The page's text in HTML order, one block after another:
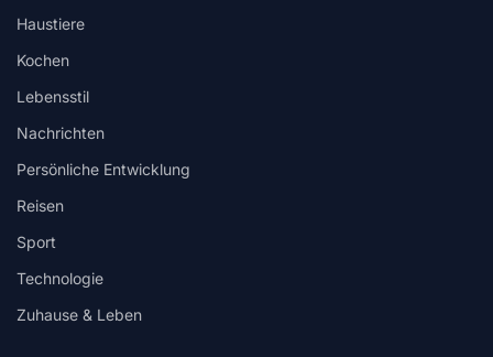
Haustiere
Kochen
Lebensstil
Nachrichten
Persönliche Entwicklung
Reisen
Sport
Technologie
Zuhause & Leben